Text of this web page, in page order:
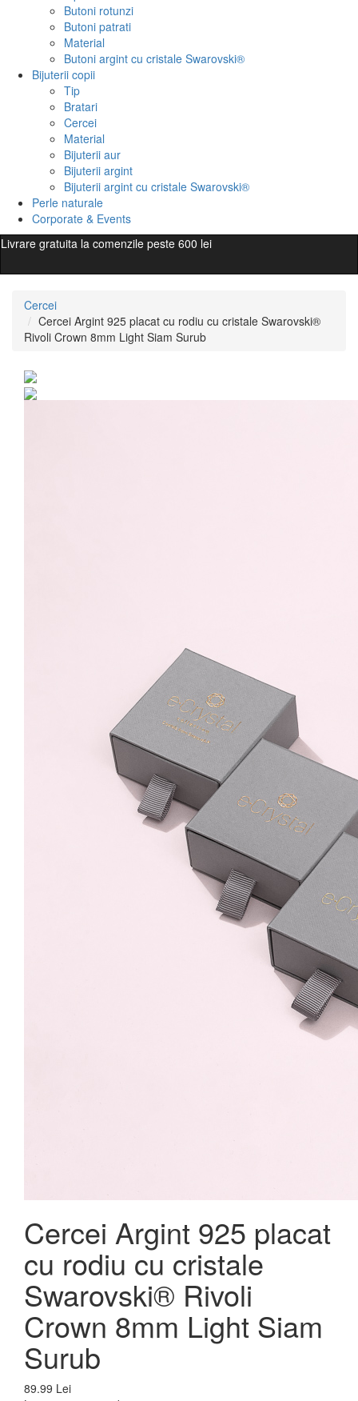
Butoni rotunzi
Butoni patrati
Material
Butoni argint cu cristale Swarovski®
Bijuterii copii
Tip
Bratari
Cercei
Material
Bijuterii aur
Bijuterii argint
Bijuterii argint cu cristale Swarovski®
Perle naturale
Corporate & Events
Livrare gratuita la comenzile peste 600 lei
Cercei
Cercei Argint 925 placat cu rodiu cu cristale Swarovski®
Rivoli Crown 8mm Light Siam Surub
cu rodiu cu cristale
Swarovski® Rivoli Crown
8mm Light Siam Surub
Cercei Argint 925 placat
cu rodiu cu cristale
Swarovski® Rivoli
Crown 8mm Light Siam
Surub
89.99 Lei